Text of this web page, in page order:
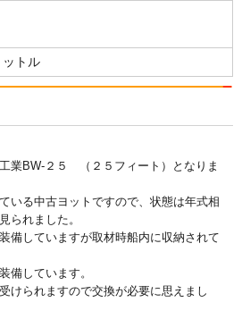
トル
業BW-２５ （２５フィート）となりま
いる中古ヨットですので、状態は年式相
られました。
備していますが取材時船内に収納されて
備しています。
けられますので交換が必要に思えまし